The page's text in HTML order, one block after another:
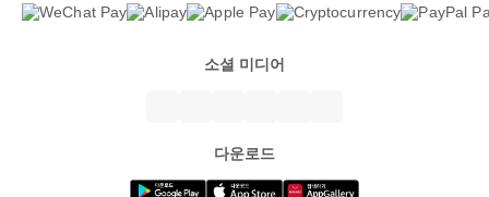
소셜 미디어
다운로드